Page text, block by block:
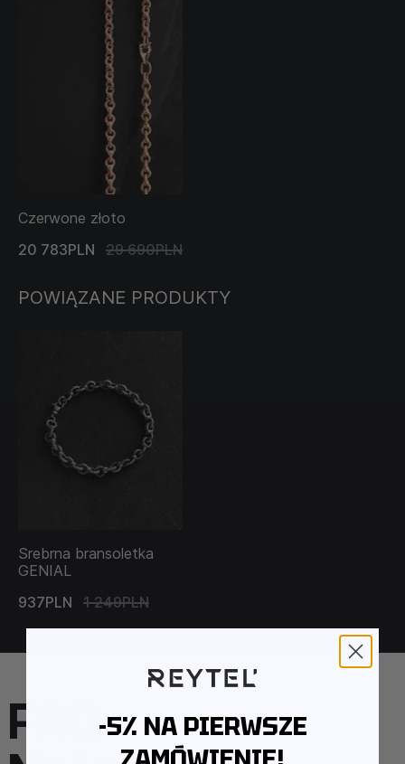
Czerwone złoto
20 783PLN
29 690PLN
POWIĄZANE PRODUKTY
Srebrna bransoletka
GENIAL
937PLN
1 249PLN
FAQ –-5% NA PIERWSZE